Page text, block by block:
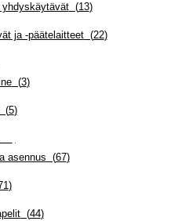
yhdyskäytävät(13)
ja -päätelaitteet(22)
(3)
5)
asennus (67)
)
(44)